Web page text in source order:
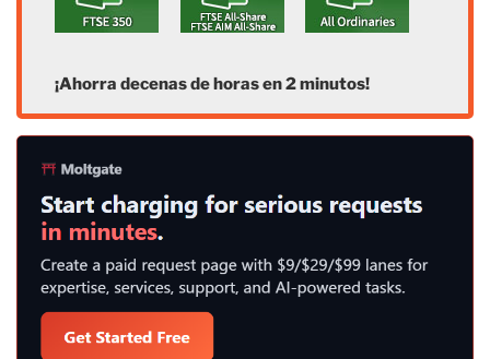
¡Ahorra decenas de horas en 2 minutos!